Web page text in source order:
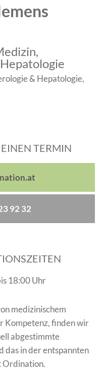
& Hepatologie,
TERMIN
92 32
18:00 Uhr
medizinischem
Kompetenz, finden wir
abgestimmte
das in der entspannten
Ordination.